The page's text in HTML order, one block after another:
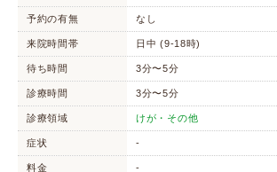
予約の有無 なし
来院時間帯 日中 (9-18時)
待ち時間 3分〜5分
診療時間 3分〜5分
診療領域 けが・その他
症状 -
料金 -